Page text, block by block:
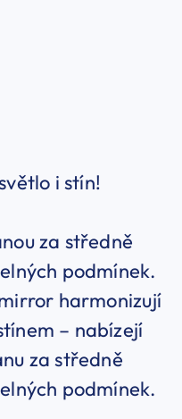
i stín!
za středně
podmínek.
harmonizují
– nabízejí
za středně
podmínek.